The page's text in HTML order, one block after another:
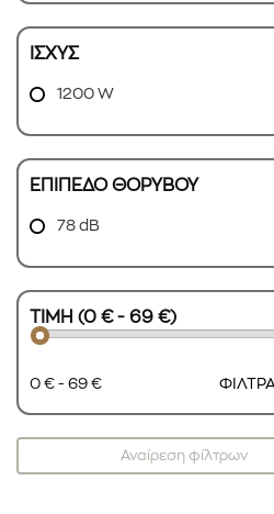
ΙΣΧΥΣ
1200 W
ΕΠΙΠΕΔΟ ΘΟΡΥΒΟΥ
78 dB
ΤΙΜΗ (0 € - 69 €)
0 € - 69 €
Αναίρεση φίλτρων